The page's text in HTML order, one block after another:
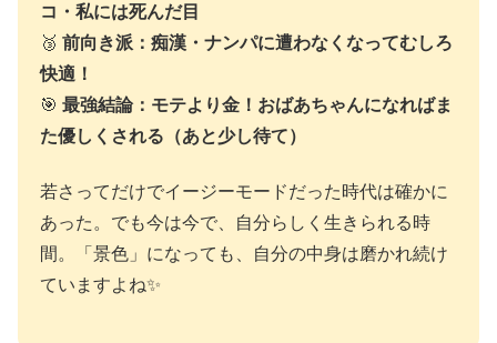
コ・私には死んだ目
🥉 前向き派：痴漢・ナンパに遭わなくなってむしろ
快適！
🎯 最強結論：モテより金！おばあちゃんになればま
た優しくされる（あと少し待て）
若さってだけでイージーモードだった時代は確かに
あった。でも今は今で、自分らしく生きられる時
間。「景色」になっても、自分の中身は磨かれ続け
ていますよね✨